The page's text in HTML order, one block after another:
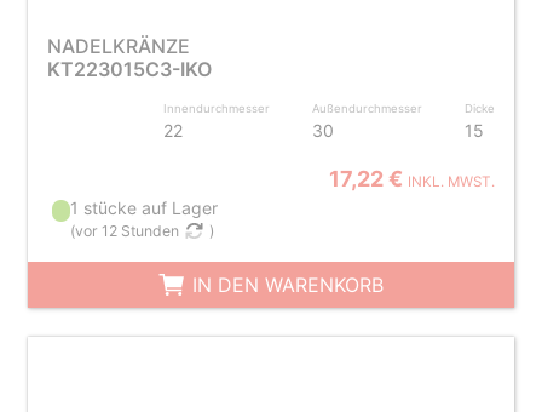
NADELKRÄNZE
KT223015C3-IKO
Innendurchmesser
22
Außendurchmesser
30
Dicke
15
17,22 € INKL. MWST.
1 stücke auf Lager
(vor 12 Stunden )
IN DEN WARENKORB